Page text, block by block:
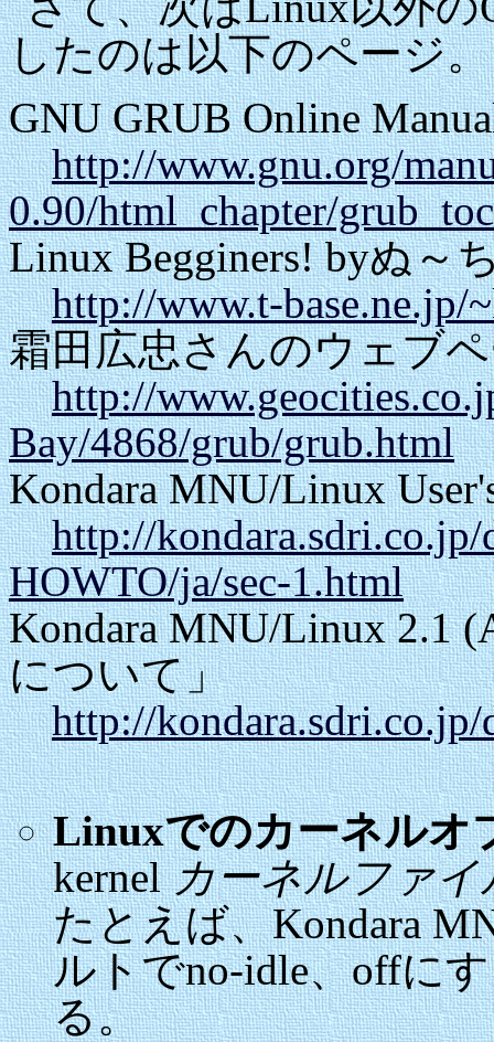
したのは以下のページ。
GNU GRUB Online
http://www.gnu.org/
0.90/html_chapter/
Linux Begginers! byぬ～
http://www.t-base.ne.jp/
霜田広忠さんのウェブ
http://
Bay/4868/grub/grub.html
Kondara MNU/Linux
http://
HOWTO/ja/sec-1.html
Kondara MNU/Linux 2.1
について」
http://
Linuxでのカーネルオ
kernelカーネルファイ
たとえば、Kondara
ルトでno-idle、offに
る。